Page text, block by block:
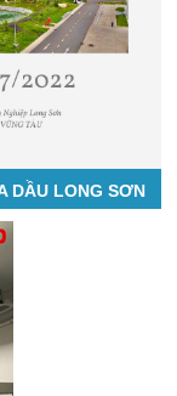
DẦU LONG SƠN